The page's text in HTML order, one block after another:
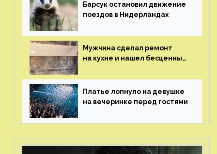
Барсук остановил движение
поездов в Нидерландах
Мужчина сделал ремонт
на кухне и нашел бесценные
Платье лопнуло на девушке
на вечеринке перед гостями